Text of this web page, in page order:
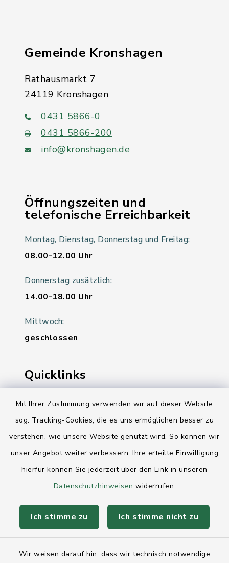
Mit Ihrer Zustimmung verwenden wir auf dieser Website
sog. Tracking-Cookies, die es uns ermöglichen besser zu
verstehen, wie unsere Website genutzt wird. So können wir
unser Angebot weiter verbessern. Ihre erteilte Einwilligung
hierfür können Sie jederzeit über den Link in unseren
Datenschutzhinweisen widerrufen.
Ich stimme zu Ich stimme nicht zu
Wir weisen darauf hin, dass wir technisch notwendige
Gemeinde Kronshagen
Rathausmarkt 7
24119 Kronshagen
0431 5866-0
0431 5866-200
info@kronshagen.de
Öffnungszeiten und
telefonische Erreichbarkeit
Montag, Dienstag, Donnerstag und Freitag:
08.00-12.00 Uhr
Donnerstag zusätzlich:
14.00-18.00 Uhr
Mittwoch:
geschlossen
Quicklinks
Ihre Behördennummer 115
Landesregierung Schleswig-Holstein
AktivRegion Mittelholstein